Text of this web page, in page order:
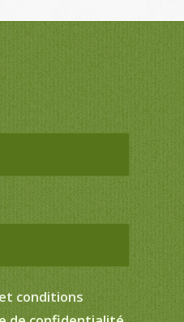
conditions